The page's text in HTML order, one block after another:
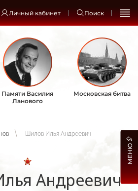
Личный кабинет Поиск
Памяти Василия
Ланового
Московская битва
Шилов Илья Андреевич
Андреевич
МЕНЮ